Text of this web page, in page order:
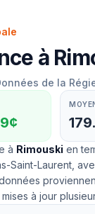
à
de la
à Rimouski en
Saint-Laurent ,
à jour